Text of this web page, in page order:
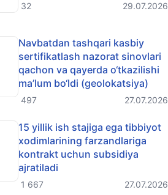
32 29.07.2026
Navbatdan tashqari kasbiy
sertifikatlash nazorat sinovlari
qachon va qayerda o‘tkazilishi
ma’lum bo‘ldi (geolokatsiya)
497 27.07.2026
15 yillik ish stajiga ega tibbiyot
xodimlarining farzandlariga
kontrakt uchun subsidiya
ajratiladi
1 667 27.07.2026